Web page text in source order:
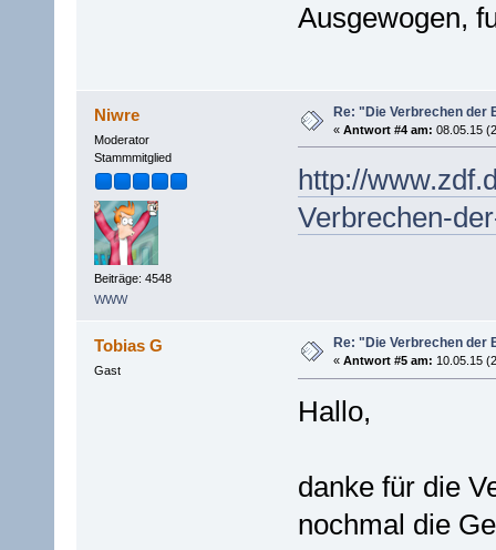
Ausgewogen,
Niwre
Moderator
Stammmitglied
Beiträge: 4548
WWW
Re: "Die Verbrechen der
« Antwort #4 am: 08.05.15
http://
Verbrechen-
Tobias G
Gast
Re: "Die Verbrechen der
« Antwort #5 am: 10.05.15
Hallo,
danke für die
nochmal die